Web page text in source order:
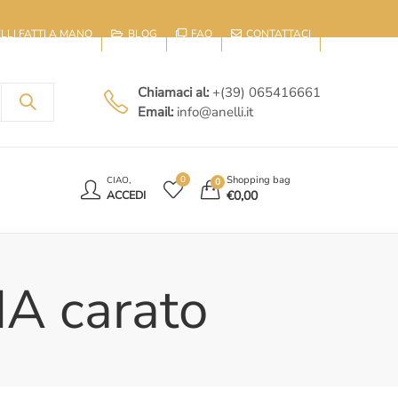
FATTI A MANO BLOG FAQ CONTATTACI
Chiamaci al: +(39) 065416661
Email: info@anelli.it
CIAO,
ACCEDI
0 0 Shopping bag
€0,00
carato